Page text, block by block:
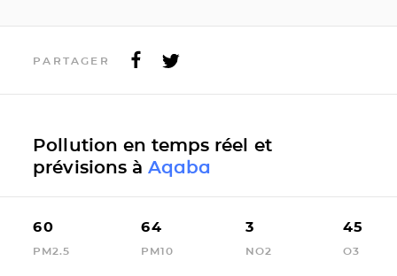
PARTAGER
Pollution en temps réel et
prévisions à Aqaba
60
PM2.5
64
PM10
3
NO2
45
O3